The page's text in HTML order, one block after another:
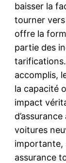
baisser la
tourner
offre la
partie des
tarifications.
accomplis,
la capacité
impact
voitures
importante,
assurance